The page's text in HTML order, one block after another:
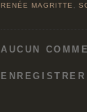
RENÉE MAGRITTE
,
AUCUN